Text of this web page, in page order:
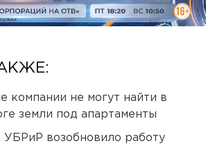
компании не могут найти в
земли под апартаменты
УБРиР возобновило работу